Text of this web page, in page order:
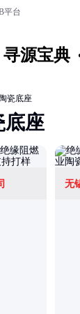
平台
寻源宝典
瓷底座
底座
无